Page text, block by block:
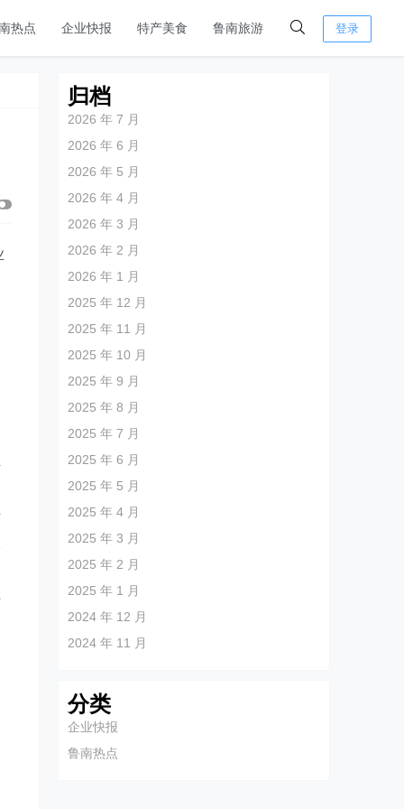
热点 企业快报 特产美食 鲁南旅游 登录
归档
2026 年 7 月
2026 年 6 月
2026 年 5 月
2026 年 4 月
2026 年 3 月
2026 年 2 月
2026 年 1 月
2025 年 12 月
2025 年 11 月
2025 年 10 月
2025 年 9 月
2025 年 8 月
2025 年 7 月
2025 年 6 月
2025 年 5 月
2025 年 4 月
2025 年 3 月
2025 年 2 月
2025 年 1 月
2024 年 12 月
2024 年 11 月
分类
企业快报
鲁南热点